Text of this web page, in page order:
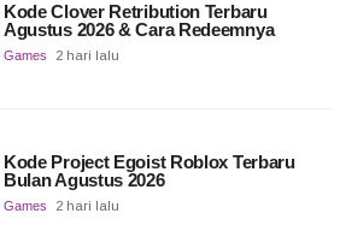
Kode Clover Retribution Terbaru
Agustus 2026 & Cara Redeemnya
Games 2 hari lalu
Kode Project Egoist Roblox Terbaru
Bulan Agustus 2026
Games 2 hari lalu